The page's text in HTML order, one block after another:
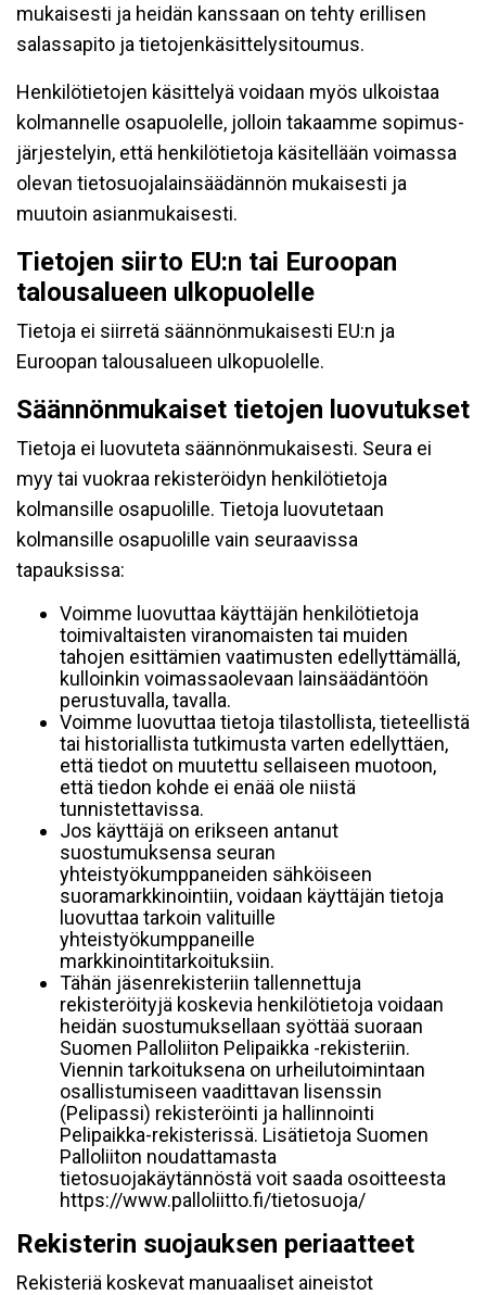
mukaisesti ja heidän kanssaan on tehty erillisen
salassapito ja tietojenkäsittelysitoumus.
Henkilötietojen käsittelyä voidaan myös ulkoistaa
kolmannelle osapuolelle, jolloin takaamme sopimus-
järjestelyin, että henkilötietoja käsitellään voimassa
olevan tietosuojalainsäädännön mukaisesti ja
muutoin asianmukaisesti.
Tietojen siirto EU:n tai Euroopan
talousalueen ulkopuolelle
Tietoja ei siirretä säännönmukaisesti EU:n ja
Euroopan talousalueen ulkopuolelle.
Säännönmukaiset tietojen luovutukset
Tietoja ei luovuteta säännönmukaisesti. Seura ei
myy tai vuokraa rekisteröidyn henkilötietoja
kolmansille osapuolille. Tietoja luovutetaan
kolmansille osapuolille vain seuraavissa
tapauksissa:
Voimme luovuttaa käyttäjän henkilötietoja
toimivaltaisten viranomaisten tai muiden
tahojen esittämien vaatimusten edellyttämällä,
kulloinkin voimassaolevaan lainsäädäntöön
perustuvalla, tavalla.
Voimme luovuttaa tietoja tilastollista, tieteellistä
tai historiallista tutkimusta varten edellyttäen,
että tiedot on muutettu sellaiseen muotoon,
että tiedon kohde ei enää ole niistä
tunnistettavissa.
Jos käyttäjä on erikseen antanut
suostumuksensa seuran
yhteistyökumppaneiden sähköiseen
suoramarkkinointiin, voidaan käyttäjän tietoja
luovuttaa tarkoin valituille
yhteistyökumppaneille
markkinointitarkoituksiin.
Tähän jäsenrekisteriin tallennettuja
rekisteröityjä koskevia henkilötietoja voidaan
heidän suostumuksellaan syöttää suoraan
Suomen Palloliiton Pelipaikka -rekisteriin.
Viennin tarkoituksena on urheilutoimintaan
osallistumiseen vaadittavan lisenssin
(Pelipassi) rekisteröinti ja hallinnointi
Pelipaikka-rekisterissä. Lisätietoja Suomen
Palloliiton noudattamasta
tietosuojakäytännöstä voit saada osoitteesta
https://www.palloliitto.fi/tietosuoja/
Rekisterin suojauksen periaatteet
Rekisteriä koskevat manuaaliset aineistot